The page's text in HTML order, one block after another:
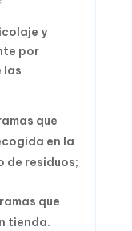
y
por
las
que
en la
de residuos;
que
tienda.